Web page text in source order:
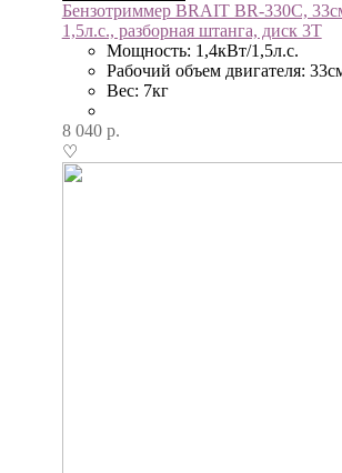
Бензотриммер BRAIT BR-330С,
1,5л.с., разборная штанга, диск 3Т
Мощность: 1,4кВт/1,5л.с.
Рабочий объем двигателя:
Вес: 7кг
8 040р.
♡